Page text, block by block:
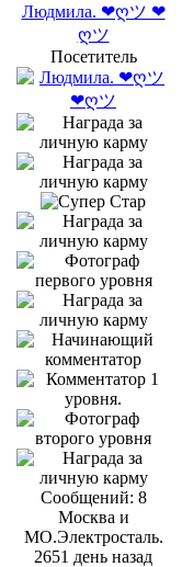
Людмила. ❤ღツ ❤
ღツ
Посетитель
Сообщений: 8
Москва и
МО.Электросталь.
2651 день назад